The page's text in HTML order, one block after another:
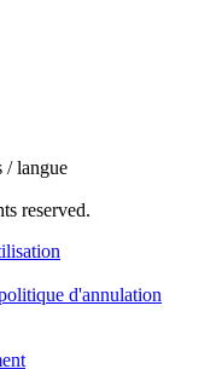
/ langue
reserved.
d'annulation